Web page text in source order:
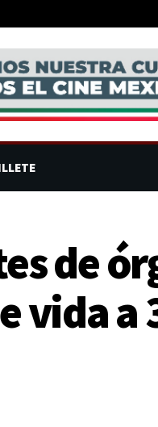
de
vida a